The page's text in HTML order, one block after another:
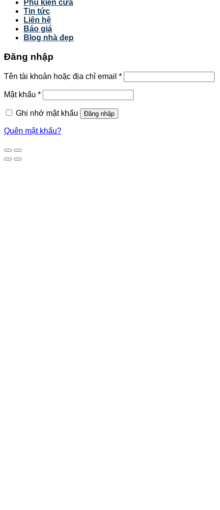
Phụ kiện cửa
Tin tức
Liên hệ
Báo giá
Blog nhà đẹp
Đăng nhập
Tên tài khoản hoặc địa chỉ email *
Mật khẩu *
Ghi nhớ mật khẩu Đăng nhập
Quên mật khẩu?